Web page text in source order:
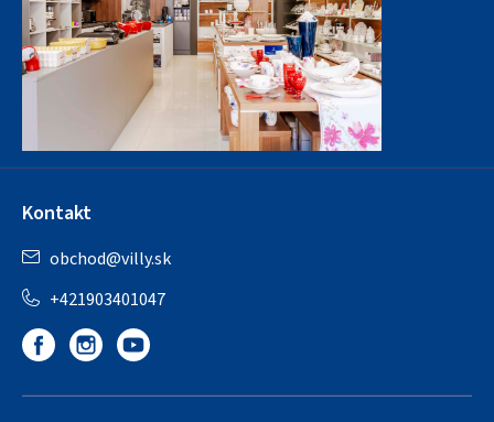
Kontakt
obchod@villy.sk
+421903401047